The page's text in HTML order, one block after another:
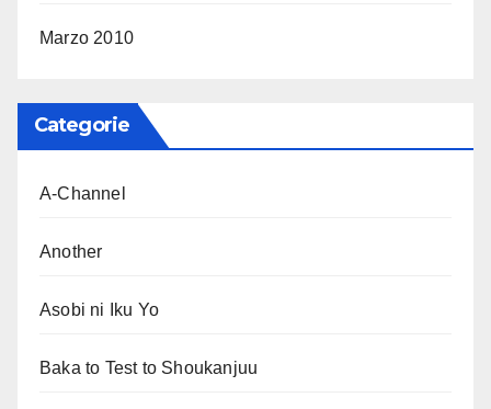
Marzo 2010
Categorie
A-Channel
Another
Asobi ni Iku Yo
Baka to Test to Shoukanjuu